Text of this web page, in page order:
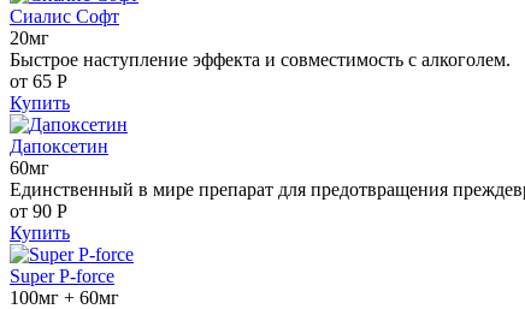
Сиалис Софт
20мг
Быстрое наступление эффекта и совместимость с алкоголем.
от 65 Р
Купить
Дапоксетин
60мг
Единственный в мире препарат для предотвращения
от 90 Р
Купить
Super P-force
100мг + 60мг